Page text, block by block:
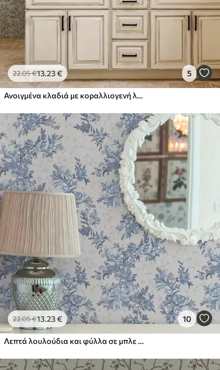
22.05€13.23€ 5
Ανοιγμένα κλαδιά με κοραλλιογενή λουλούδια, φλοράλ μοτίβο
22.05€13.23€ 10
Λεπτά λουλούδια και φύλλα σε μπλε και μπλε χρώματα σε ανοιχτό φόντο